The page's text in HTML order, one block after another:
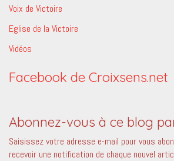
Voix de Victoire
Eglise de la Victoire
Vidéos
Facebook de Croixsens.net
Abonnez-vous à ce blog
Saisissez votre adresse e-mail pour vous
recevoir une notification de chaque nouvel